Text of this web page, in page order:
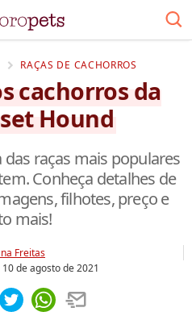
RAÇAS DE CACHORROS
cachorros da
Hound
raças mais populares
Conheça detalhes de
filhotes, preço e
mais!
Freitas
10 de agosto de 2021